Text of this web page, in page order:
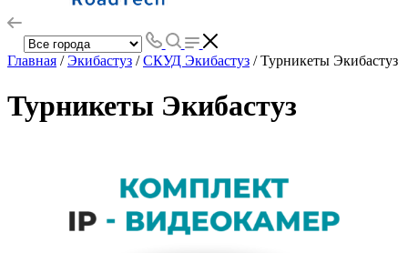
Главная /Экибастуз /СКУД Экибастуз / Турникеты Экибастуз
Турникеты Экибастуз